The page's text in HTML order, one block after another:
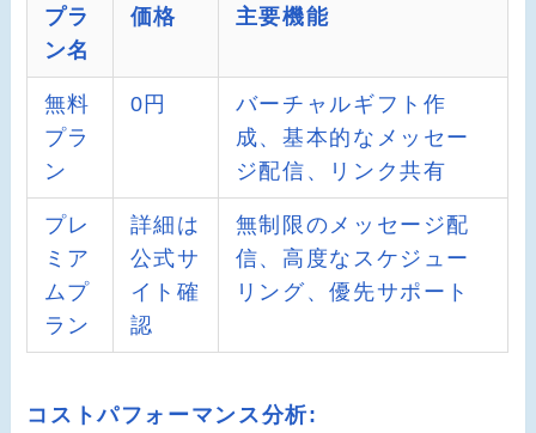
プラ
ン名
価格 主要機能
無料
プラ
ン
0円
バーチャルギフト作
成、基本的なメッセー
ジ配信、リンク共有
プレ
ミア
ムプ
ラン
詳細は
公式サ
イト確
認
無制限のメッセージ配
信、高度なスケジュー
リング、優先サポート
コストパフォーマンス分析: